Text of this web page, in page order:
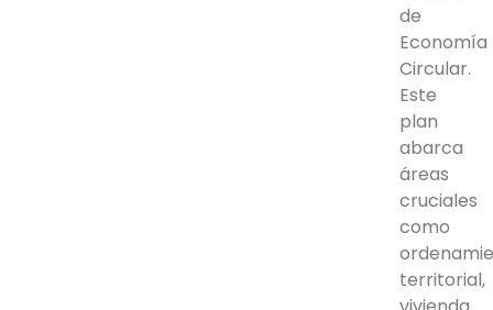
de
Economía
Circular.
Este
plan
abarca
áreas
cruciales
como
territorial,